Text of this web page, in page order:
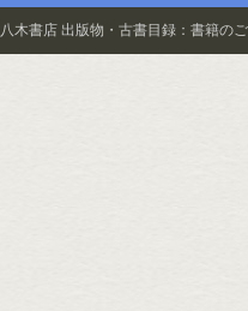
八木書店 出版物・古書目録：書籍の